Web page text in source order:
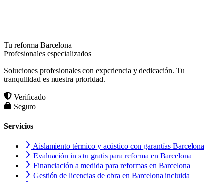
Tu reforma Barcelona
Profesionales especializados
Soluciones profesionales con experiencia y dedicación. Tu
tranquilidad es nuestra prioridad.
Verificado
Seguro
Servicios
Aislamiento térmico y acústico con garantías Barcelona
Evaluación in situ gratis para reforma en Barcelona
Financiación a medida para reformas en Barcelona
Gestión de licencias de obra en Barcelona incluida